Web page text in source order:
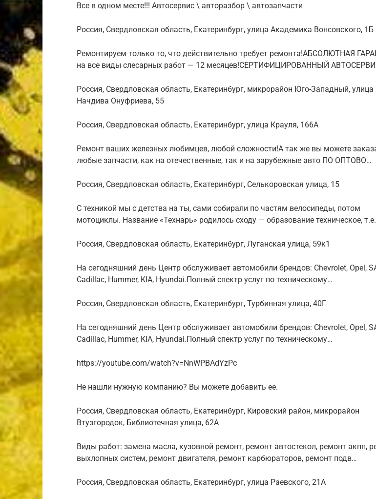
Все в одном месте!!! Автосервис \ авторазбор \ автозапчасти
Россия, Свердловская область, Екатеринбург, улица Академика Вонсовского, 1Б
Ремонтируем только то, что действительно требует ремонта!АБСОЛЮТНАЯ
на все виды слесарных работ — 12 месяцев!СЕРТИФИЦИРОВАННЫЙ
Россия, Свердловская область, Екатеринбург, микрорайон Юго-Западный, улица
Начдива Онуфриева, 55
Россия, Свердловская область, Екатеринбург, улица Крауля, 166А
Ремонт ваших железных любимцев, любой сложности!А так же вы можете
любые запчасти, как на отечественные, так и на зарубежные авто ПО ОПТОВО…
Россия, Свердловская область, Екатеринбург, Селькоровская улица, 15
С техникой мы с детства на ты, сами собирали по частям велосипеды, потом
мотоциклы. Название «Технарь» родилось сходу — образование техническое,
Россия, Свердловская область, Екатеринбург, Луганская улица, 59к1
На сегодняшний день Центр обслуживает автомобили брендов: Chevrolet, Opel,
Cadillac, Hummer, KIA, Hyundai.Полный спектр услуг по техническому…
Россия, Свердловская область, Екатеринбург, Турбинная улица, 40Г
На сегодняшний день Центр обслуживает автомобили брендов: Chevrolet, Opel,
Cadillac, Hummer, KIA, Hyundai.Полный спектр услуг по техническому…
https://youtube.com/watch?v=NnWPBAdYzPc
Не нашли нужную компанию? Вы можете добавить ее.
Россия, Свердловская область, Екатеринбург, Кировский район, микрорайон
Втузгородок, Библиотечная улица, 62А
Виды работ: замена масла, кузовной ремонт, ремонт автостекол, ремонт акпп,
выхлопных систем, ремонт двигателя, ремонт карбюраторов, ремонт подв…
Россия, Свердловская область, Екатеринбург, улица Раевского, 21А